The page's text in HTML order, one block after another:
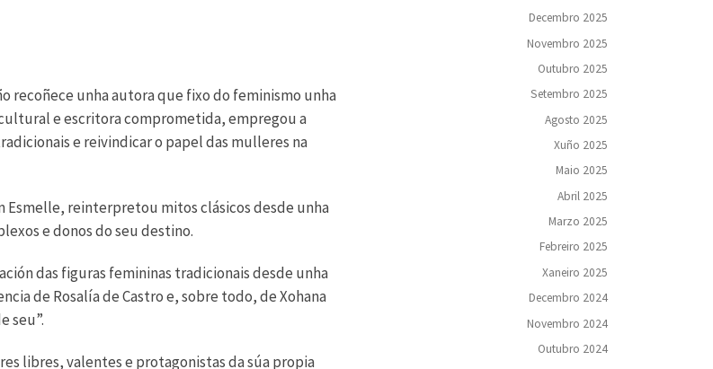
recoñece unha autora que fixo do feminismo unha
e escritora comprometida, empregou a
e reivindicar o papel das mulleres na
Esmelle, reinterpretou mitos clásicos desde unha
e donos do seu destino.
das figuras femininas tradicionais desde unha
de Rosalía de Castro e, sobre todo, de Xohana
seu”.
libres, valentes e protagonistas da súa propia
Decembro 2025
Novembro 2025
Outubro 2025
Setembro 2025
Agosto 2025
Xuño 2025
Maio 2025
Abril 2025
Marzo 2025
Febreiro 2025
Xaneiro 2025
Decembro 2024
Novembro 2024
Outubro 2024